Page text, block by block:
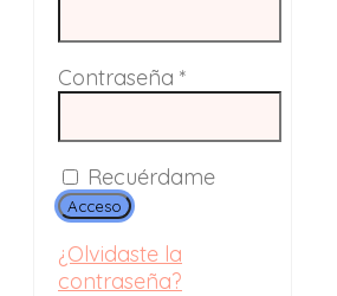
Contraseña *
Recuérdame
Acceso
¿Olvidaste la
contraseña?